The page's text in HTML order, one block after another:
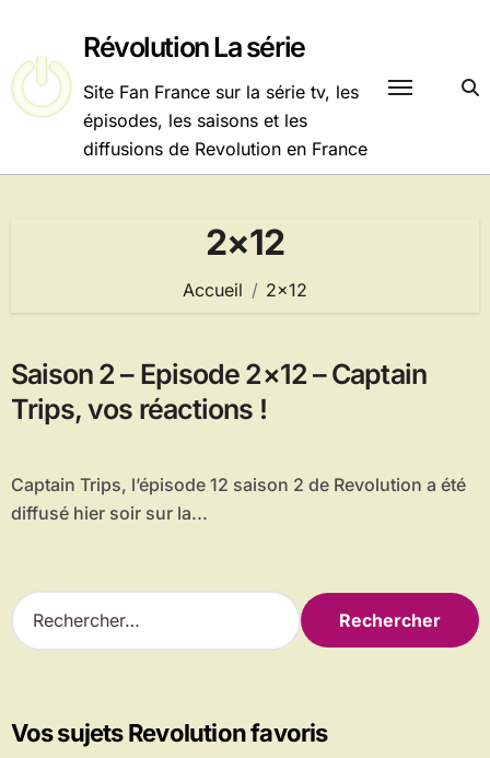
contenu
Révolution La série
Site Fan France sur la série tv, les
épisodes, les saisons et les
diffusions de Revolution en France
2×12
Accueil 2×12
Saison 2 – Episode 2×12 – Captain
Trips, vos réactions !
Captain Trips, l’épisode 12 saison 2 de Revolution a été
diffusé hier soir sur la...
R
e
r
c
Vos sujets Revolution favoris